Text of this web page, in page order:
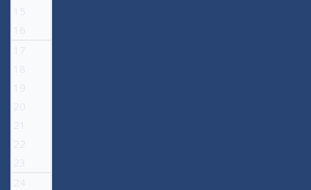
15
16
17
18
19
20
21
22
23
24